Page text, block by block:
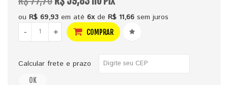
ou R$ 69,93 em até 6xde R$ 11,66 sem juros
-
+ COMPRAR
Calcular frete e prazo
OK